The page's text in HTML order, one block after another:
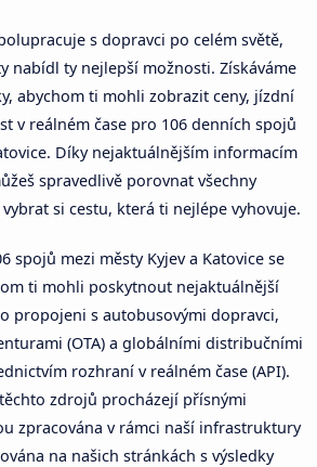
s dopravci po celém světě,
nabídl ty nejlepší možnosti. Získáváme
abychom ti mohli zobrazit ceny, jízdní
v reálném čase pro 106 denních spojů
Díky nejaktuálnějším informacím
spravedlivě porovnat všechny
si cestu, která ti nejlépe vyhovuje.
spojů mezi městy Kyjev a Katovice se
ti mohli poskytnout nejaktuálnější
propojeni s autobusovými dopravci,
(OTA) a globálními distribučními
rozhraní v reálném čase (API).
zdrojů procházejí přísnými
zpracována v rámci naší infrastruktury
na našich stránkách s výsledky